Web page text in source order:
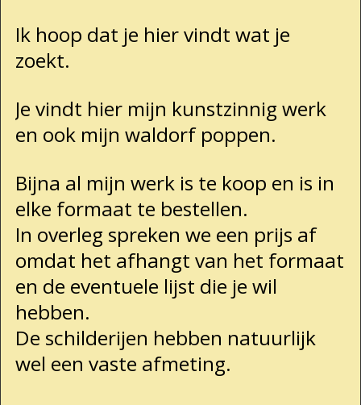
Ik hoop dat je hier vindt wat je
zoekt.
Je vindt hier mijn kunstzinnig werk
en ook mijn waldorf poppen.
Bijna al mijn werk is te koop en is in
elke formaat te bestellen.
In overleg spreken we een prijs af
omdat het afhangt van het formaat
en de eventuele lijst die je wil
hebben.
De schilderijen hebben natuurlijk
wel een vaste afmeting.